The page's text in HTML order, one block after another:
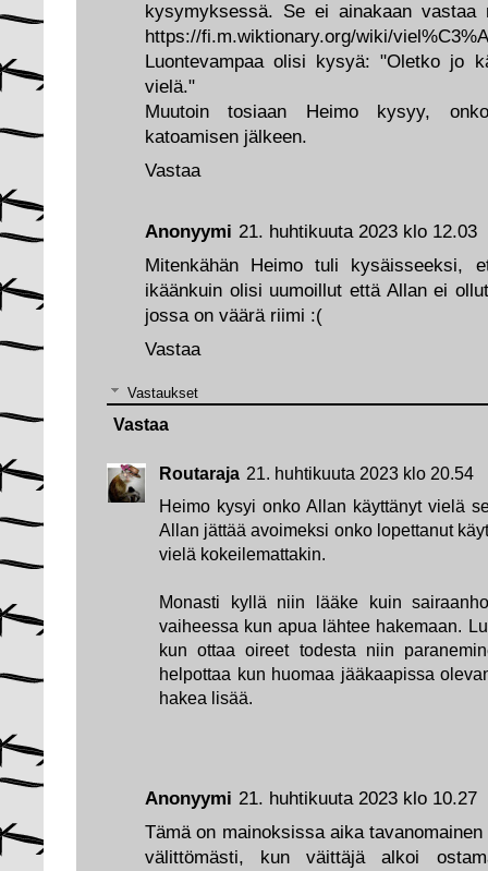
Anonyymi 21. huhtikuuta 2023 klo 10.27
Tämä on mainoksissa aika
välittömästi, kun väittäjä alkoi
Anonyymi 21. huhtikuuta 2023 klo 12.03
Mitenkähän Heimo tuli kysäisseeksi,
ikäänkuin olisi uumoillut että Allan ei
jossa on väärä riimi :(
Vastaa
Vastaukset
Routaraja 21. huhtikuuta 2023 klo 20.54
Heimo kysyi onko Allan käyttänyt vielä
Allan jättää avoimeksi onko lopettanut
vielä kokeilemattakin.
Monasti kyllä niin lääke kuin
vaiheessa kun apua lähtee hakemaan.
kun ottaa oireet todesta niin
helpottaa kun huomaa jääkaapissa
hakea lisää.
Vastaa
kysymyksessä. Se ei ainakaan vastaa
https://fi.m.wiktionary.org/wiki/
Luontevampaa olisi kysyä: "Oletko jo
vielä."
Muutoin tosiaan Heimo kysyy,
katoamisen jälkeen.
Vastaa